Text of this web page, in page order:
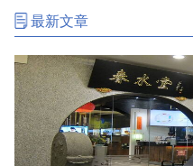
最新文章